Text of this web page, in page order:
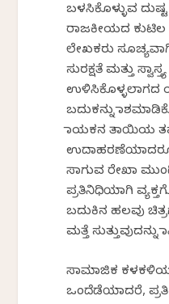
ಬಳಸಿಕೊಳ್ಳುವ ದುಷ್ಟ
ರಾಜಕೀಯದ ಕುಟಿಲ
ಲೇಖಕರು
ಸುರಕ್ಷತೆ ಮತ್ತು
ಉಳಿಸಿಕೊಳ್ಳಲಾಗದ
ಬದುಕನ್ನು
ನಾಯಕನ ತಾಯಿಯ
ಉದಾಹರಣೆಯಾದರೂ
ಸಾಗುವ ರೇಖಾ
ಪ್ರತಿನಿಧಿಯಾಗಿ
ಬದುಕಿನ ಹಲವು
ಮತ್ತೆ ಸುತ್ತುವುದನ್ನು
ಸಾಮಾಜಿಕ
ಒಂದೆಡೆಯಾದರೆ,